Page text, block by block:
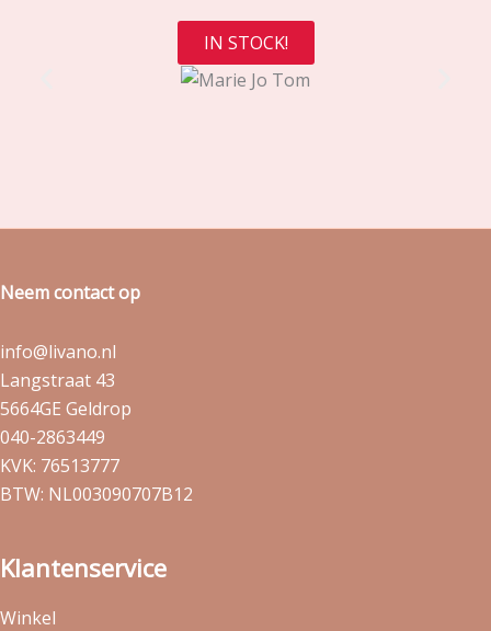
IN STOCK!
Neem contact op
info@livano.nl
Langstraat 43
5664GE Geldrop
040-2863449
KVK: 76513777
BTW: NL003090707B12
Klantenservice
Winkel